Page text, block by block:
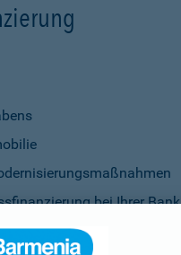
bei Ihrer Bank